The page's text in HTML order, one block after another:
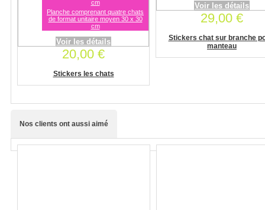
cm
Planche comprenant quatre chats
de format unitaire moyen 30 x 30
cm
Voir les détails
20,00 €
Stickers les chats
Voir les détails
29,00 €
Stickers chat sur branche
manteau
Nos clients ont aussi aimé